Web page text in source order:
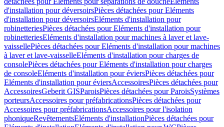
d'installation pour déversoirsPièces détachées pour Eléments
d'installation pour déversoirsEléments d'installation pour
robinetteriesPièces détachées pour Eléments d'installation pour
robinetteriesEléments d'installation pour machines à laver et lave-
vaissellePièces détachées pour Eléments d'installation pour machines
à laver et lave-vaisselleEléments d'installation pour charges de
consolePièces détachées pour Eléments d'installation pour charges
de consoleEléments d'installation pour éviersPièces détachées pour
Eléments d'installation pour éviersAccessoiresPièces détachées pour
AccessoiresGeberit GISParoisPièces détachées pour ParoisSystèmes
porteursAccessoires pour préfabricationsPièces détachées pour
Accessoires pour préfabricationsAccessoires pour l'isolation
phoniqueRevêtementsEléments d'installationPièces détachées pour